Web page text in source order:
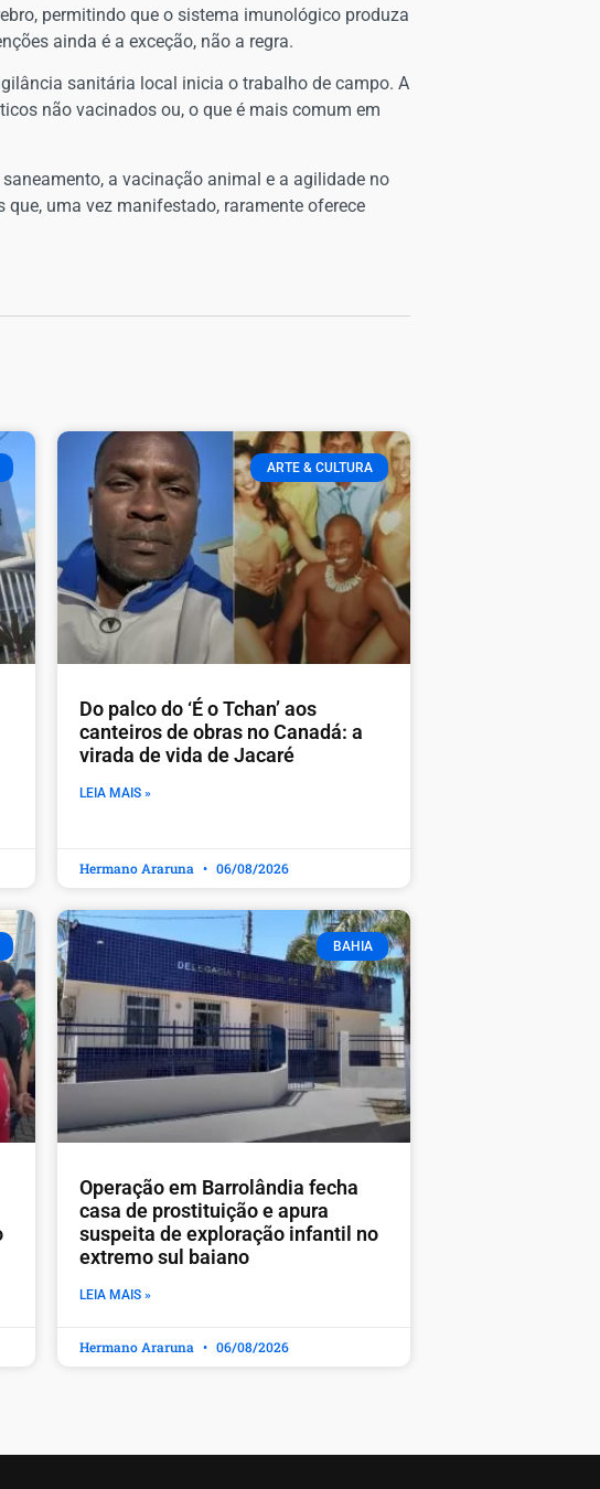
permitindo que o sistema imunológico produza
ainda é a exceção, não a regra.
sanitária local inicia o trabalho de campo. A
não vacinados ou, o que é mais comum em
a vacinação animal e a agilidade no
uma vez manifestado, raramente oferece
ARTE & CULTURA
Do palco do ‘É o Tchan’ aos
canteiros de obras no Canadá: a
virada de vida de Jacaré
LEIA MAIS »
Hermano Araruna 06/08/2026
BAHIA
Operação em Barrolândia fecha
casa de prostituição e apura
suspeita de exploração infantil no
extremo sul baiano
LEIA MAIS »
Hermano Araruna 06/08/2026